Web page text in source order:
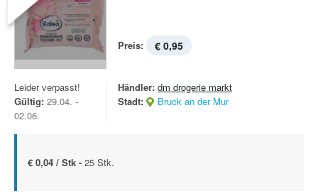
Preis: € 0,95
Leider verpasst!
Gültig: 29.04. -
02.06.
Händler: dm drogerie markt
Stadt:
Bruck an der Mur
€ 0,04 / Stk - 25 Stk.